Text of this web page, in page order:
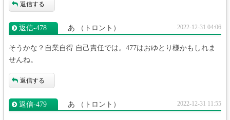
返信する
返信‐478 あ （トロント） 2022-12-31 04:06
そうかな？自業自得 自己責任では。477はおゆとり様かもしれま
せんね。
返信する
返信‐479 あ （トロント） 2022-12-31 11:55